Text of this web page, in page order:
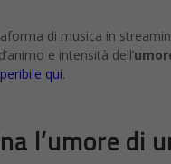
di musica in
e intensità dell’
qui.
l’umore di